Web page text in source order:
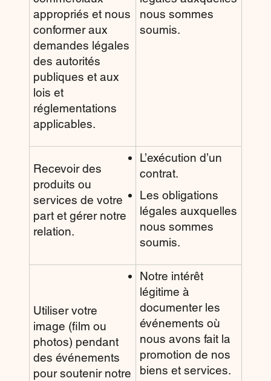
appropriés et nous
conformer aux
demandes légales
des autorités
publiques et aux
lois et
réglementations
applicables.
nous sommes
soumis.
Recevoir des
produits ou
services de votre
part et gérer notre
relation.
L’exécution d’un
contrat.
Les obligations
légales auxquelles
nous sommes
soumis.
Utiliser votre
image (film ou
photos) pendant
des événements
pour soutenir notre
Notre intérêt
légitime à
documenter les
événements où
nous avons fait la
promotion de nos
biens et services.